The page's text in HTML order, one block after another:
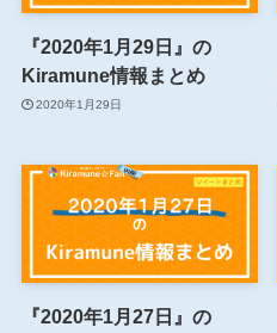
『2020年1月29日』の
Kiramune情報まとめ
2020年1月29日
『2020年1月27日』の